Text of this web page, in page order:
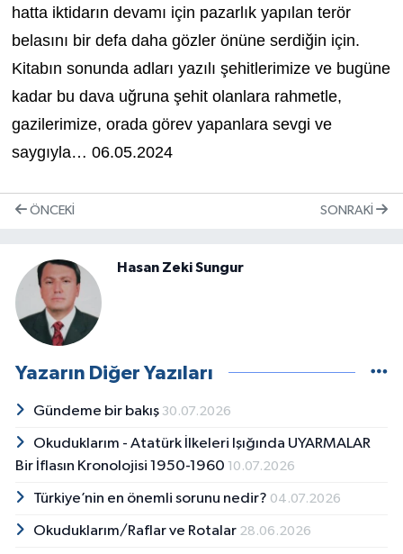
hatta iktidarın devamı için pazarlık yapılan terör
belasını bir defa daha gözler önüne serdiğin için.
Kitabın sonunda adları yazılı şehitlerimize ve bugüne
kadar bu dava uğruna şehit olanlara rahmetle,
gazilerimize, orada görev yapanlara sevgi ve
saygıyla… 06.05.2024
ÖNCEKI SONRAKI
Hasan Zeki Sungur
Yazarın Diğer Yazıları
Gündeme bir bakış 30.07.2026
Okuduklarım - Atatürk İlkeleri Işığında UYARMALAR
Bir İflasın Kronolojisi 1950-1960 10.07.2026
Türkiye’nin en önemli sorunu nedir? 04.07.2026
Okuduklarım/Raflar ve Rotalar 28.06.2026